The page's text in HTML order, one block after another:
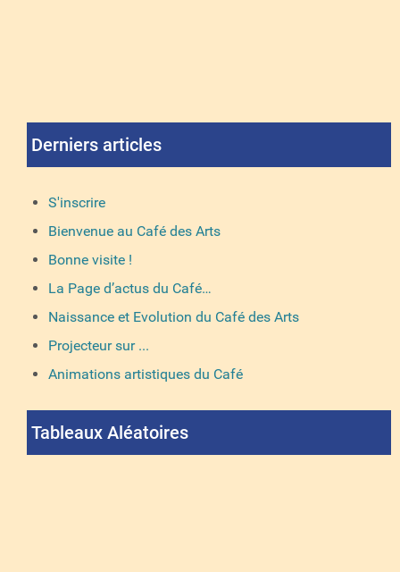
Derniers articles
S'inscrire
Bienvenue au Café des Arts
Bonne visite !
La Page d’actus du Café…
Naissance et Evolution du Café des Arts
Projecteur sur ...
Animations artistiques du Café
Tableaux Aléatoires